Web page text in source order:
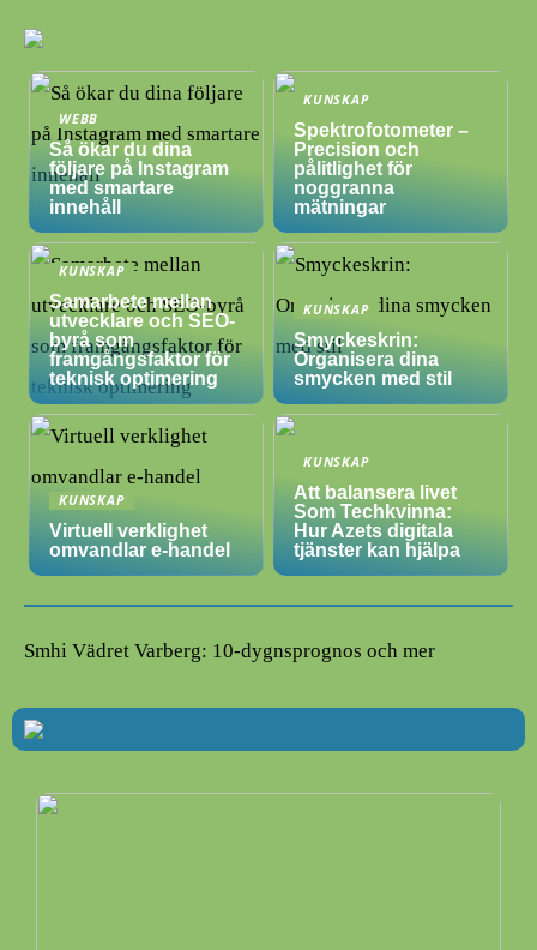
WEBB
Så ökar du dina
följare på Instagram
med smartare
innehåll
KUNSKAP
Spektrofotometer –
Precision och
pålitlighet för
noggranna
mätningar
KUNSKAP
Samarbete mellan
utvecklare och SEO-
byrå som
framgångsfaktor för
teknisk optimering
KUNSKAP
Smyckeskrin:
Organisera dina
smycken med stil
KUNSKAP
Virtuell verklighet
omvandlar e-handel
KUNSKAP
Att balansera livet
Som Techkvinna:
Hur Azets digitala
tjänster kan hjälpa
Smhi Vädret Varberg: 10-dygnsprognos och mer